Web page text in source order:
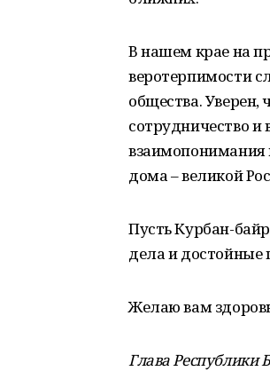
В нашем крае на
веротерпимости
общества. Уверен,
сотрудничество и
дома – великой
Пусть Курбан-
дела и достойные
Желаю вам
Глава Республики